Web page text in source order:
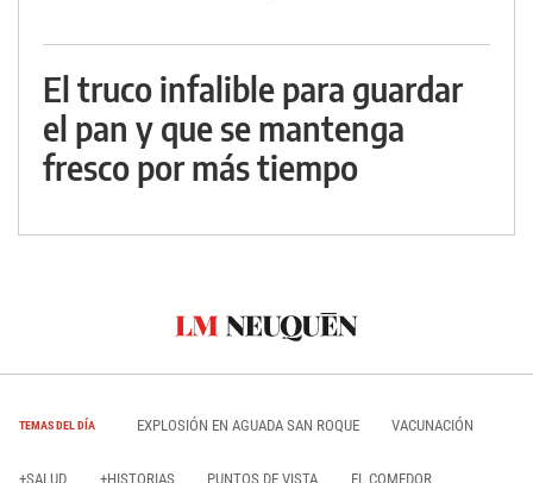
El truco infalible para guardar
el pan y que se mantenga
fresco por más tiempo
TEMAS DEL DÍA EXPLOSIÓN EN AGUADA SAN ROQUE VACUNACIÓN
+SALUD +HISTORIAS PUNTOS DE VISTA EL COMEDOR